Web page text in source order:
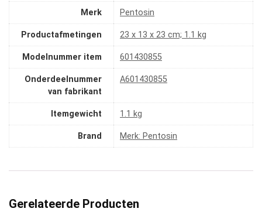
Merk ‎Pentosin
Productafmetingen ‎23 x 13 x 23 cm; 1.1 kg
Modelnummer item ‎601430855
Onderdeelnummer
van fabrikant
‎A601430855
Itemgewicht ‎1.1 kg
Brand Merk: Pentosin
Gerelateerde Producten